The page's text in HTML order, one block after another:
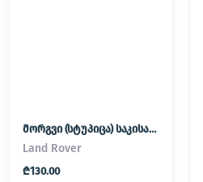
მორგვი (სტუპიცა) საკისარი Land Rover / Range Rover
Land Rover
₾130.00